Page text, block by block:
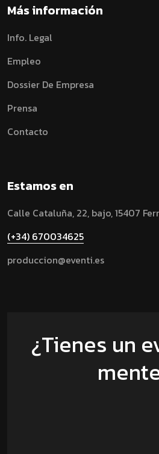
Más información
Info. Legal
Empleo
Dossier De Empresa
Prensa
Contacto
Estamos en
Calle Cataluña, 22, bajo, 15407
(+34) 670034625
produccion@eventi.es
¿Tienes un